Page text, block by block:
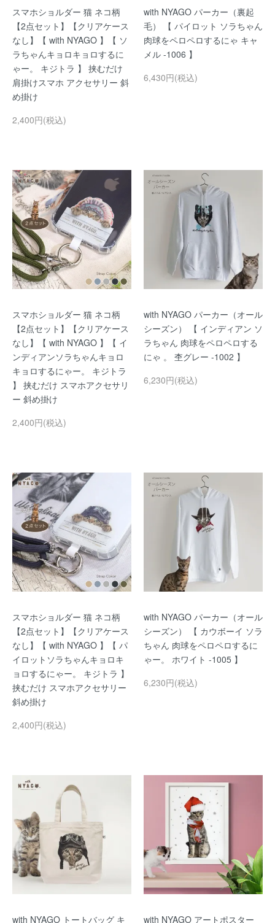
スマホショルダー 猫 ネコ柄
【2点セット】【クリアケース
なし】【 with NYAGO 】【 ソ
ラちゃんキョロキョロするに
ゃー。 キジトラ 】 挟むだけ
肩掛けスマホ アクセサリー 斜
め掛け
2,400円(税込)
with NYAGO パーカー（裏起
毛） 【 パイロット ソラちゃん
肉球をペロペロするにゃ キャ
メル -1006 】
6,430円(税込)
スマホショルダー 猫 ネコ柄
【2点セット】【クリアケース
なし】【 with NYAGO 】【 イ
ンディアンソラちゃんキョロ
キョロするにゃー。 キジトラ
】 挟むだけ スマホアクセサリ
ー 斜め掛け
2,400円(税込)
with NYAGO パーカー（オール
シーズン） 【 インディアン ソ
ラちゃん 肉球をペロペロする
にゃ 。 杢グレー -1002 】
6,230円(税込)
スマホショルダー 猫 ネコ柄
【2点セット】【クリアケース
なし】【 with NYAGO 】【 パ
イロットソラちゃんキョロキ
ョロするにゃー。 キジトラ 】
挟むだけ スマホアクセサリー
斜め掛け
2,400円(税込)
with NYAGO パーカー（オール
シーズン） 【 カウボーイ ソラ
ちゃん 肉球をペロペロするに
ゃー。 ホワイト -1005 】
6,230円(税込)
with NYAGO トートバッグ キ with NYAGO アートポスター